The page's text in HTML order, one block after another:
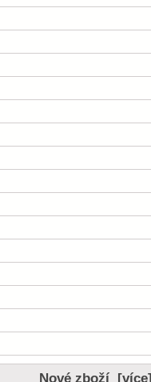
Nové zboží [více]